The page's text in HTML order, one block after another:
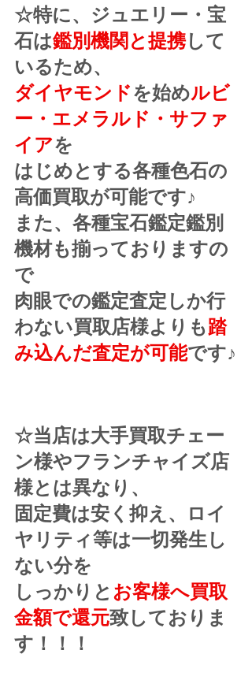
☆特に、ジュエリー・宝
石は鑑別機関と提携して
いるため、
ダイヤモンドを始めルビ
ー・エメラルド・サファ
イアを
はじめとする各種色石の
高価買取が可能です♪
また、各種宝石鑑定鑑別
機材も揃っておりますの
で
肉眼での鑑定査定しか行
わない買取店様よりも踏
み込んだ査定が可能です♪
☆当店は大手買取チェー
ン様やフランチャイズ店
様とは異なり、
固定費は安く抑え、ロイ
ヤリティ等は一切発生し
ない分を
しっかりとお客様へ買取
金額で還元致しておりま
す！！！